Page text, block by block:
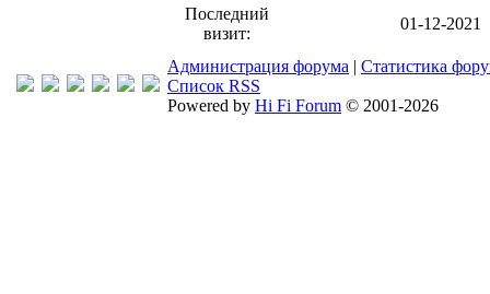
Последний
визит:
01-12-2021
Администрация форума | Статистика
Список RSS
Powered by Hi Fi Forum © 2001-2026